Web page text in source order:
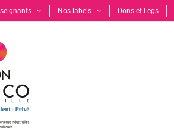
Nos labels Dons et Legs